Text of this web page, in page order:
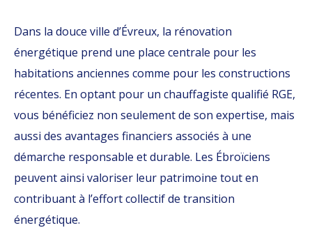
Dans la douce ville d’Évreux, la rénovation
énergétique prend une place centrale pour les
habitations anciennes comme pour les constructions
récentes. En optant pour un chauffagiste qualifié RGE,
vous bénéficiez non seulement de son expertise, mais
aussi des avantages financiers associés à une
démarche responsable et durable. Les Ébroïciens
peuvent ainsi valoriser leur patrimoine tout en
contribuant à l’effort collectif de transition
énergétique.